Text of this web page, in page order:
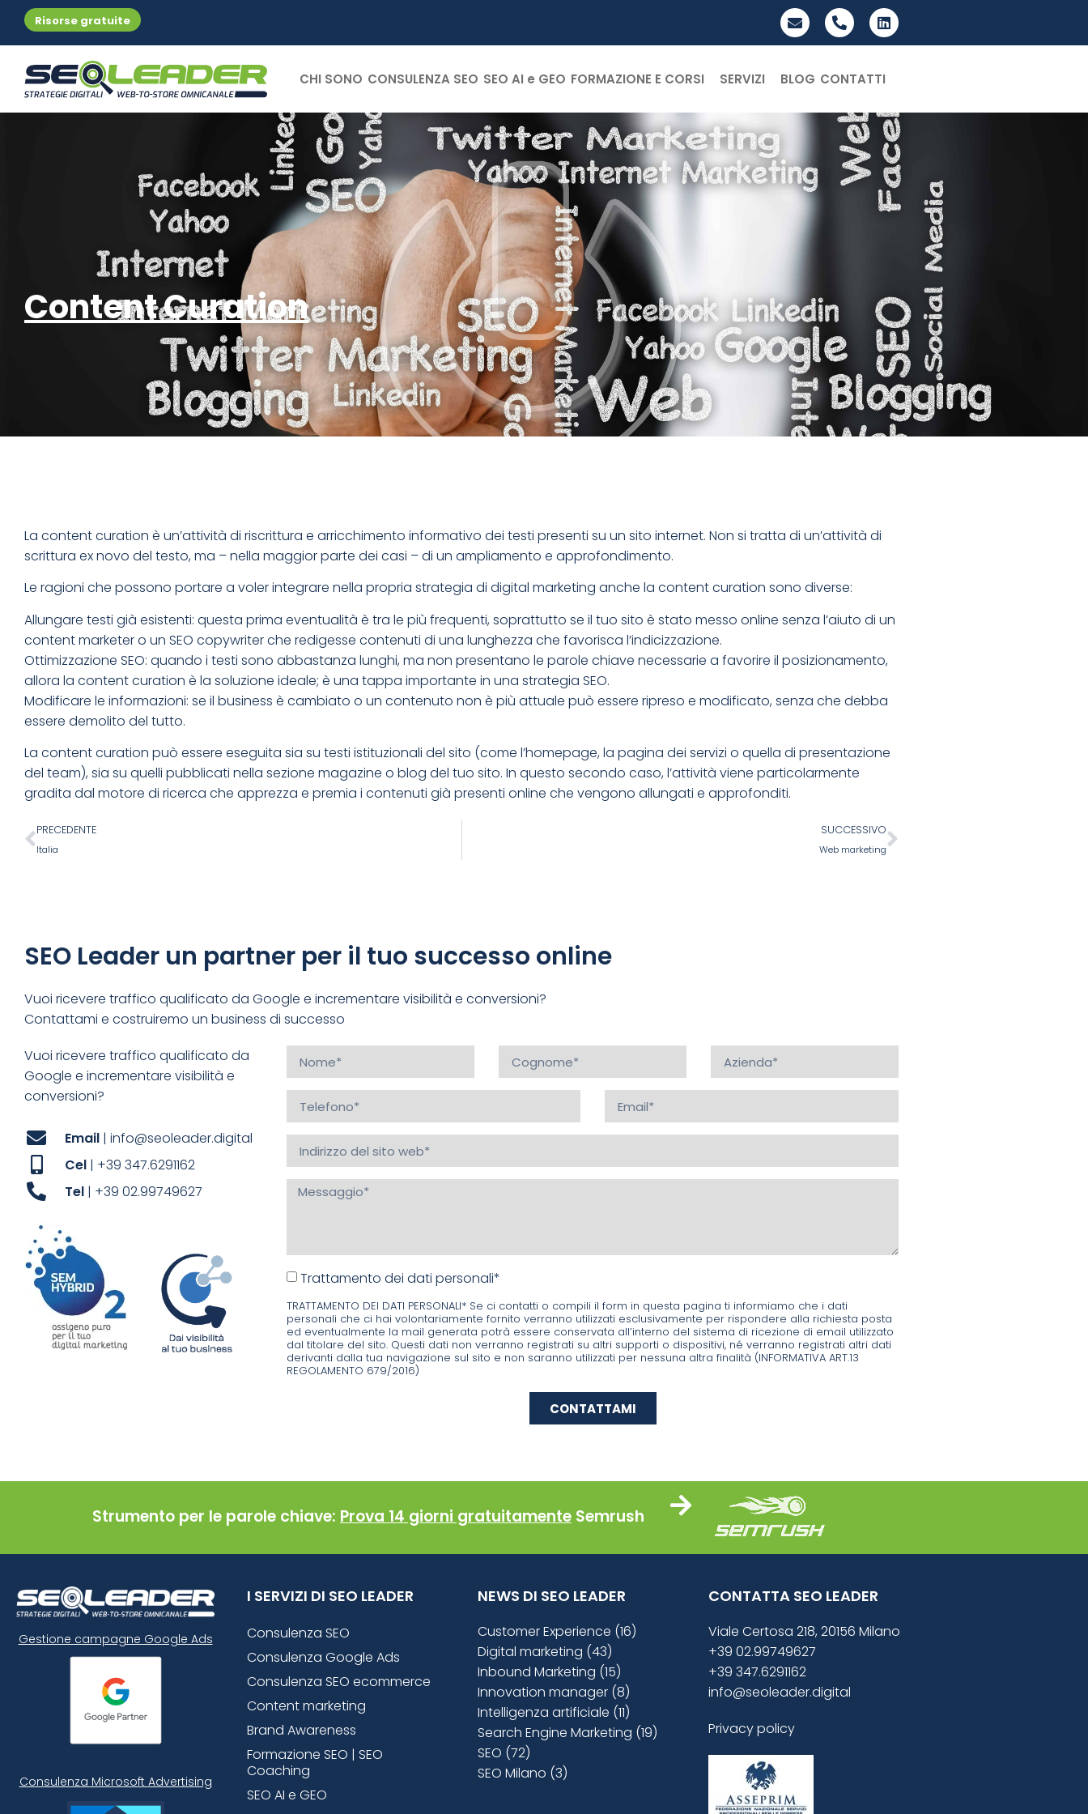
Risorse gratuite
CHI SONO CONSULENZA SEO SEO AI e GEO FORMAZIONE E CORSI SERVIZI BLOG CONTATTI
Content Curation
La content curation è un’attività di riscrittura e arricchimento informativo dei testi presenti su un sito internet. Non si tratta di un’attività di
scrittura ex novo del testo, ma – nella maggior parte dei casi – di un ampliamento e approfondimento.
Le ragioni che possono portare a voler integrare nella propria strategia di digital marketing anche la content curation sono diverse:
Allungare testi già esistenti: questa prima eventualità è tra le più frequenti, soprattutto se il tuo sito è stato messo online senza l’aiuto di un
content marketer o un SEO copywriter che redigesse contenuti di una lunghezza che favorisca l’indicizzazione.
Ottimizzazione SEO: quando i testi sono abbastanza lunghi, ma non presentano le parole chiave necessarie a favorire il posizionamento,
allora la content curation è la soluzione ideale; è una tappa importante in una strategia SEO.
Modificare le informazioni: se il business è cambiato o un contenuto non è più attuale può essere ripreso e modificato, senza che debba
essere demolito del tutto.
La content curation può essere eseguita sia su testi istituzionali del sito (come l’homepage, la pagina dei servizi o quella di presentazione
del team), sia su quelli pubblicati nella sezione magazine o blog del tuo sito. In questo secondo caso, l’attività viene particolarmente
gradita dal motore di ricerca che apprezza e premia i contenuti già presenti online che vengono allungati e approfonditi.
PRECEDENTE
Italia
SUCCESSIVO
Web marketing
SEO Leader un partner per il tuo successo online
Vuoi ricevere traffico qualificato da Google e incrementare visibilità e conversioni?
Contattami e costruiremo un business di successo
Vuoi ricevere traffico qualificato da
Google e incrementare visibilità e
conversioni?
Email | info@seoleader.digital
Cel | +39 347.6291162
Tel | +39 02.99749627
Trattamento dei dati personali*
TRATTAMENTO DEI DATI PERSONALI* Se ci contatti o compili il form in questa pagina ti informiamo che i dati
personali che ci hai volontariamente fornito verranno utilizzati esclusivamente per rispondere alla richiesta posta
ed eventualmente la mail generata potrà essere conservata all’interno del sistema di ricezione di email utilizzato
dal titolare del sito. Questi dati non verranno registrati su altri supporti o dispositivi, né verranno registrati altri dati
derivanti dalla tua navigazione sul sito e non saranno utilizzati per nessuna altra finalità (INFORMATIVA ART.13
REGOLAMENTO 679/2016)
CONTATTAMI
Strumento per le parole chiave: Prova 14 giorni gratuitamente Semrush
Gestione campagne Google Ads
Consulenza Microsoft Advertising
I SERVIZI DI SEO LEADER
Consulenza SEO
Consulenza Google Ads
Consulenza SEO ecommerce
Content marketing
Brand Awareness
Formazione SEO | SEO
Coaching
SEO AI e GEO
NEWS DI SEO LEADER
Customer Experience (16)
Digital marketing (43)
Inbound Marketing (15)
Innovation manager (8)
Intelligenza artificiale (11)
Search Engine Marketing (19)
SEO (72)
SEO Milano (3)
CONTATTA SEO LEADER
Viale Certosa 218, 20156 Milano
+39 02.99749627
+39 347.6291162
info@seoleader.digital
Privacy policy